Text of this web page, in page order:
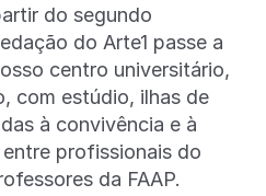
do segundo
do Arte1 passe a
centro universitário,
com estúdio, ilhas de
à convivência e à
profissionais do
da FAAP.